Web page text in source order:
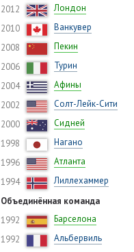
2012
Лондон
2010
Ванкувер
2008
Пекин
2006
Турин
2004
Афины
2002
Солт-Лейк-Сити
2000
Сидней
1998
Нагано
1996
Атланта
1994
Лиллехаммер
Объединённая команда
1992
Барселона
1992
Альбервиль